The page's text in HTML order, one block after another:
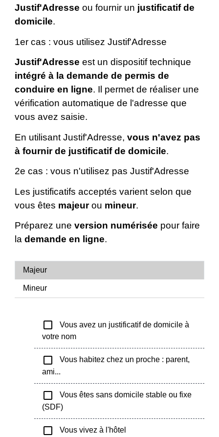
Justif'Adresse ou fournir un justificatif de
domicile.
1er cas : vous utilisez Justif'Adresse
Justif'Adresse est un dispositif technique
intégré à la demande de permis de
conduire en ligne. Il permet de réaliser une
vérification automatique de l'adresse que
vous avez saisie.
En utilisant Justif'Adresse, vous n'avez pas
à fournir de justificatif de domicile.
2e cas : vous n'utilisez pas Justif'Adresse
Les justificatifs acceptés varient selon que
vous êtes majeurou mineur.
Préparez une version numérisée pour faire
la demande en ligne.
Majeur
Mineur
check_box_outline_blank
Vous avez un justificatif de domicile à
votre nom
check_box_outline_blank
Vous habitez chez un proche : parent,
ami...
check_box_outline_blank
Vous êtes sans domicile stable ou fixe
(SDF)
check_box_outline_blank Vous vivez à l'hôtel